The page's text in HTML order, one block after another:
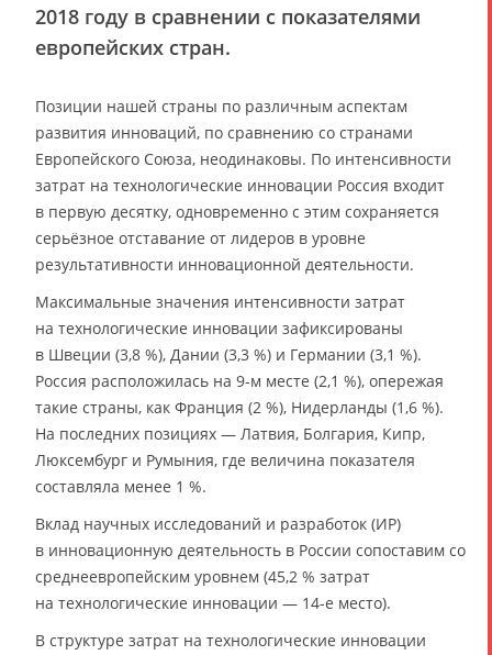
2018 году в сравнении с показателями
европейских стран.
Позиции нашей страны по различным аспектам
развития инноваций, по сравнению со странами
Европейского Союза, неодинаковы. По интенсивности
затрат на технологические инновации Россия входит
в первую десятку, одновременно с этим сохраняется
серьёзное отставание от лидеров в уровне
результативности инновационной деятельности.
Максимальные значения интенсивности затрат
на технологические инновации зафиксированы
в Швеции (3,8 %), Дании (3,3 %) и Германии (3,1 %).
Россия расположилась на 9-м месте (2,1 %), опережая
такие страны, как Франция (2 %), Нидерланды (1,6 %).
На последних позициях — Латвия, Болгария, Кипр,
Люксембург и Румыния, где величина показателя
составляла менее 1 %.
Вклад научных исследований и разработок (ИР)
в инновационную деятельность в России сопоставим со
среднеевропейским уровнем (45,2 % затрат
на технологические инновации — 14-е место).
В структуре затрат на технологические инновации